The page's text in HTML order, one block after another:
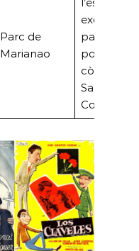
Parc de
Marianao
exòtic del
parc amb
popular
còmic Zori,
Santos i
Codeso.